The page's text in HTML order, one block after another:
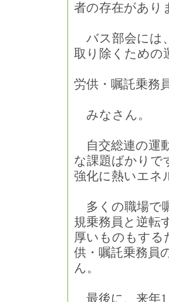
者の存在があり
バス部会には
取り除くための
労供・嘱託乗務
みなさん。
自交総連の運
な課題ばかりで
強化に熱いエネ
多くの職場で
規乗務員と逆転
厚いものもする
供・嘱託乗務員
ん。
最後に、来年1